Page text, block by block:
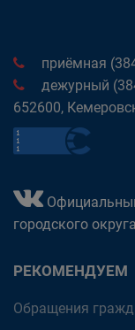
приёмная
дежурный
652600,
городского округа
РЕКОМЕНДУЕМ
Обращения